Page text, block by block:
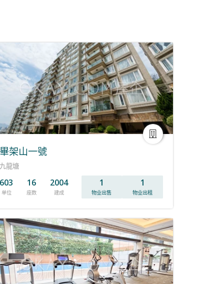
畢架山一號
九龍塘
603
单位
16
座数
2004
建成
1
物业出售
1
物业出租